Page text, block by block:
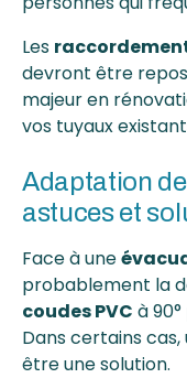
Les
devront être
majeur en
vos tuyaux
Adaptation
astuces et
Face à une
probablement la
coudes PVC à
Dans certains cas,
être une solution.